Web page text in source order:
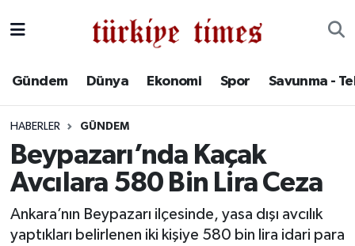
Gündem Dünya Ekonomi Spor Savunma -
HABERLER GÜNDEM
Beypazarı’nda Kaçak
Avcılara 580 Bin Lira Ceza
Ankara’nın Beypazarı ilçesinde, yasa dışı avcılık
yaptıkları belirlenen iki kişiye 580 bin lira idari para
Spor
Savunma - Teknoloji
Tüm Manşetler
Son Dakika Haberleri